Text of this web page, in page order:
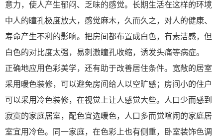
意力，使人产生郁闷、乏味的感觉。长期生活在这样的环境
中人的瞳孔极度放大，感觉麻木，久而久之，对人的健康、
寿命产生不利的影响。把房间都布置成白色，有素洁感，但
白色的对比度太强，易刺激瞳孔收缩，诱发头痛等病症。
正确地应用色彩美学，还有助于改善居住条件。宽敞的居室
采用暖色装修，可以避免房间给人以空旷感；房间小的住户
可以采用冷色装修，在视觉上让人感觉大些。人口少而感到
寂寞的家庭居室，配色宜选暖色，人口多而觉喧闹的家庭居
室宜用冷色。同一家庭，在色彩上也有侧重，卧室装饰色调